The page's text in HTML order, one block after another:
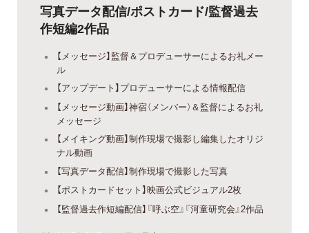
写真データ配信/ポストカード/監督過去
作短編2作品
【メッセージ】監督＆プロデューサーによるお礼メー
ル
【アップデート】プロデューサーによる情報配信
【メッセージ動画】神宿（メンバー）＆監督によるお礼
メッセージ
【メイキング動画】制作現場で撮影し編集したオリジ
ナル動画
【写真データ配信】制作現場で撮影した写真
【ポストカードセット】映画公式ビジュアル2枚
【監督過去作短編配信】『呼ぶ空』『河童研究会』2作品